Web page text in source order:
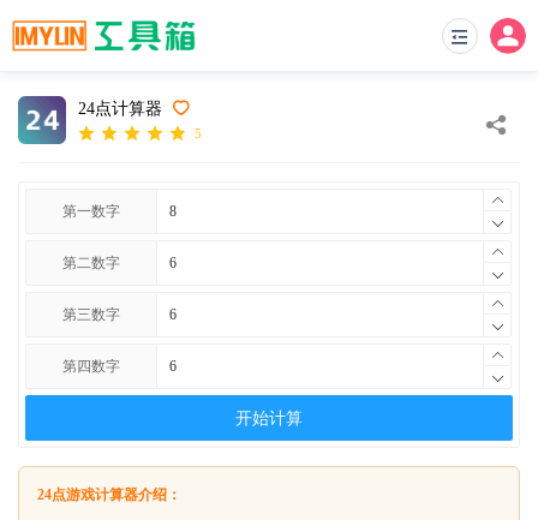
24点计算器
5
第一数字
第二数字
第三数字
第四数字
开始计算
24点游戏计算器介绍：